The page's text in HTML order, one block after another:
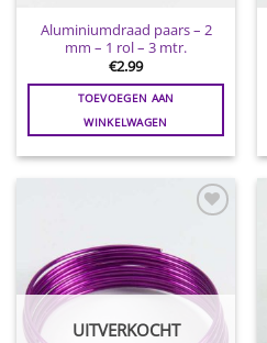
Aluminiumdraad paars – 2
mm – 1 rol – 3 mtr.
€2.99
TOEVOEGEN AAN
WINKELWAGEN
wenslijst
UITVERKOCHT